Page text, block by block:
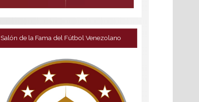
Salón de la Fama del Fútbol Venezolano